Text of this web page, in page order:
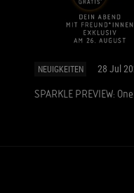
NEUIGKEITEN 28 Jul
SPARKLE PREVIEW: